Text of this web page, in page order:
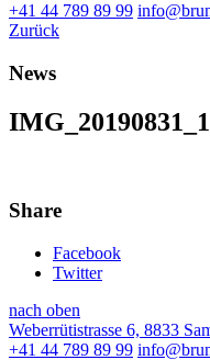
+41 44 789 89 99
Zurück
News
Share
Facebook
Twitter
nach oben
Weberrütistrasse 6, 8833
+41 44 789 89 99